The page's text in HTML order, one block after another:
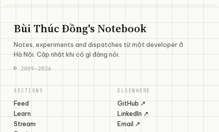
Bùi Thúc Đồng's Notebook
Notes, experiments and dispatches từ một developer ở
Hà Nội. Cập nhật khi có gì đáng nói.
©2009–2026
SECTIONS
Feed
Learn
Stream
ELSEWHERE
GitHub ↗
LinkedIn ↗
Email ↗